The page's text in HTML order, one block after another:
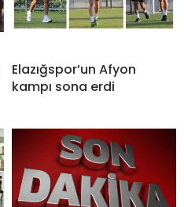
Elazığspor’un Afyon
kampı sona erdi